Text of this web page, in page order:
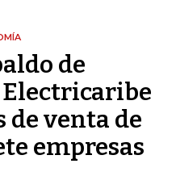
de
de venta de
empresas